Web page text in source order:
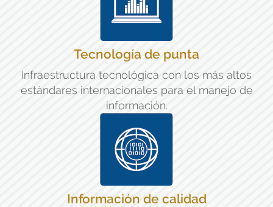
Tecnología de punta
Infraestructura tecnológica con los más altos
estándares internacionales para el manejo de
información.
Información de calidad